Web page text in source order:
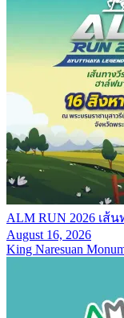
ALM RUN 2026 เส้
August 16, 2026
King Naresuan